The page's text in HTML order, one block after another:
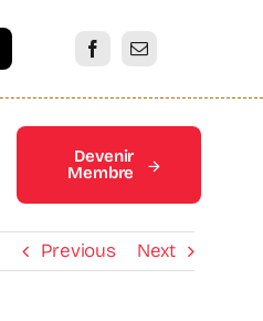
Devenir
Membre
Previous Next